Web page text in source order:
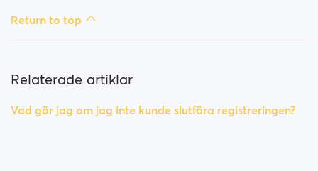
Return to top
Relaterade artiklar
Vad gör jag om jag inte kunde slutföra registreringen?